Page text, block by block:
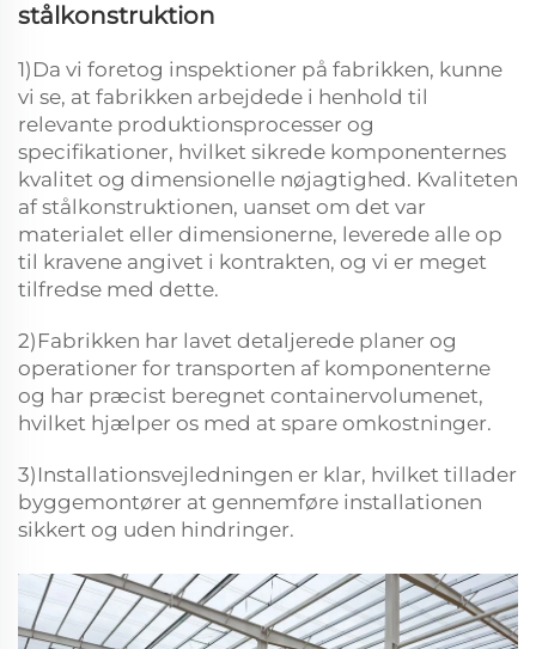
stålkonstruktion
1)Da vi foretog inspektioner på fabrikken, kunne
vi se, at fabrikken arbejdede i henhold til
relevante produktionsprocesser og
specifikationer, hvilket sikrede komponenternes
kvalitet og dimensionelle nøjagtighed. Kvaliteten
af stålkonstruktionen, uanset om det var
materialet eller dimensionerne, leverede alle op
til kravene angivet i kontrakten, og vi er meget
tilfredse med dette.
2)Fabrikken har lavet detaljerede planer og
operationer for transporten af komponenterne
og har præcist beregnet containervolumenet,
hvilket hjælper os med at spare omkostninger.
3)Installationsvejledningen er klar, hvilket tillader
byggemontører at gennemføre installationen
sikkert og uden hindringer.